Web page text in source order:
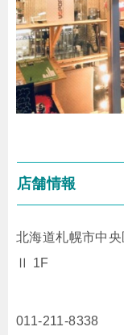
店舗情報
北海道札幌市中
Ⅱ 1F
011-211-8338